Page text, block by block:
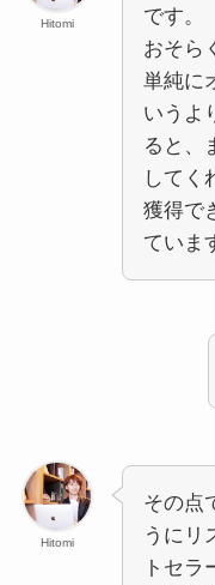
Hitomi
です。
おそら
単純に
いうよ
ると、
してく
獲得で
ていま
Hitomi
その点
うにリ
トセラ